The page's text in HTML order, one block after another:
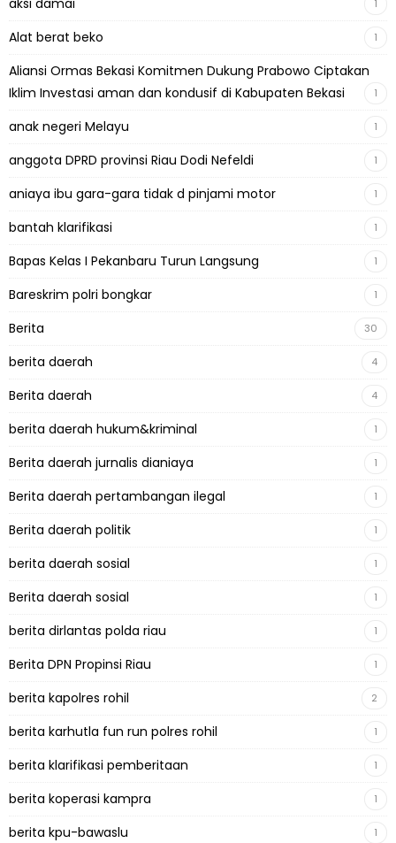
aksi damai 1
Alat berat beko 1
Aliansi Ormas Bekasi Komitmen Dukung Prabowo Ciptakan
Iklim Investasi aman dan kondusif di Kabupaten Bekasi
1
anak negeri Melayu 1
anggota DPRD provinsi Riau Dodi Nefeldi 1
aniaya ibu gara-gara tidak d pinjami motor 1
bantah klarifikasi 1
Bapas Kelas I Pekanbaru Turun Langsung 1
Bareskrim polri bongkar 1
Berita 30
berita daerah 4
Berita daerah 4
berita daerah hukum&kriminal 1
Berita daerah jurnalis dianiaya 1
Berita daerah pertambangan ilegal 1
Berita daerah politik 1
berita daerah sosial 1
Berita daerah sosial 1
berita dirlantas polda riau 1
Berita DPN Propinsi Riau 1
berita kapolres rohil 2
berita karhutla fun run polres rohil 1
berita klarifikasi pemberitaan 1
berita koperasi kampra 1
berita kpu-bawaslu 1